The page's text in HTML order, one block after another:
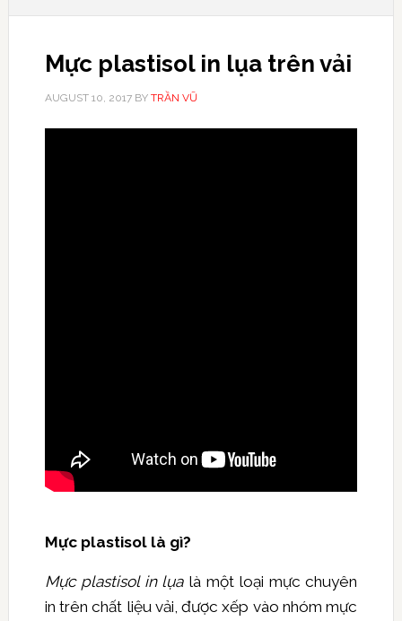
Mực plastisol in lụa trên vải
AUGUST 10, 2017BY TRẦN VŨ
Mực plastisol là gì?
Mực plastisol in lụalà một loại mực chuyên
in trên chất liệu vải, được xếp vào nhóm mực